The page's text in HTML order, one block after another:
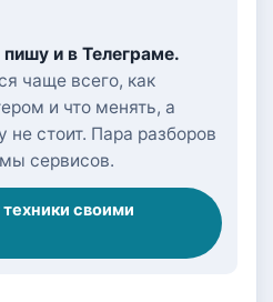
и в Телеграме.
чаще всего, как
и что менять, а
не стоит. Пара разборов
сервисов.
своими